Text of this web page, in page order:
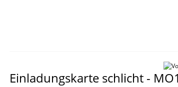
Einladungskarte schlicht -